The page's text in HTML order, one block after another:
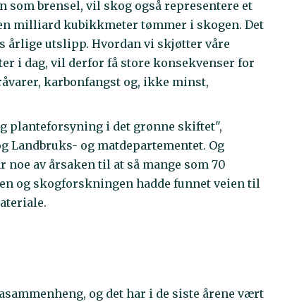
brensel, vil skog også representere et
milliard kubikkmeter tømmer i skogen. Det
årlige utslipp. Hvordan vi skjøtter våre
i dag, vil derfor få store konsekvenser for
karbonfangst og, ikke minst,
planteforsyning i det grønne skiftet",
Landbruks- og matdepartementet. Og
av årsaken til at så mange som 70
og skogforskningen hadde funnet veien til
og det har i de siste årene vært